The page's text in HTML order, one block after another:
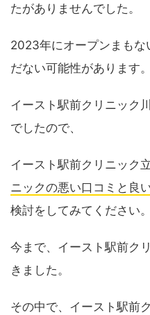
たがありませんでした。
2023年にオープンまもな
だない可能性があります。
イースト駅前クリニック
でしたので、
イースト駅前クリニック
ニックの悪い口コミと良
検討をしてみてください。
今まで、イースト駅前ク
きました。
その中で、イースト駅前